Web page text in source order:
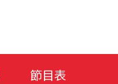
節目表